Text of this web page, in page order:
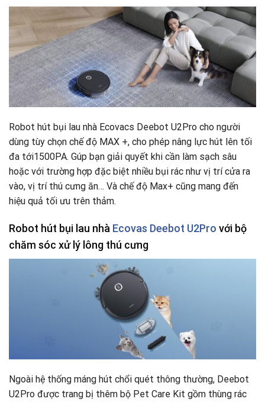
Robot hút bụi lau nhà Ecovacs Deebot U2Pro cho người
dùng tùy chọn chế độ MAX +, cho phép nâng lực hút lên tối
đa tới1500PA. Gúp bạn giải quyết khi cần làm sạch sâu
hoặc với trường hợp đặc biệt nhiều bụi rác như vị trí cửa ra
vào, vị trí thú cưng ăn… Và chế độ Max+ cũng mang đến
hiệu quả tối ưu trên thảm.
Robot hút bụi lau nhà Ecovas Deebot U2Pro với bộ
chăm sóc xử lý lông thú cưng
Ngoài hệ thống máng hút chổi quét thông thường, Deebot
U2Pro được trang bị thêm bộ Pet Care Kit gồm thùng rác